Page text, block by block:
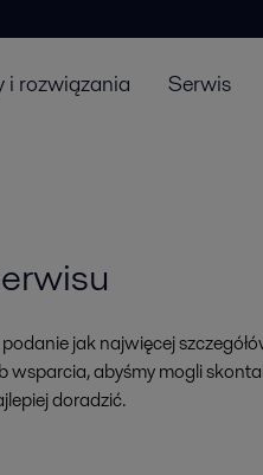
i rozwiązania Serwis
jak najwięcej
wsparcia, abyśmy mogli
doradzić.